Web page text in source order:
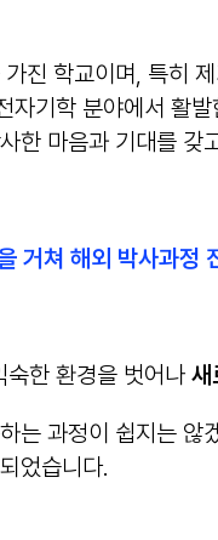
가진 학교이며, 특히
기학 분야에서 활
한 마음과 기대를 갖
거쳐 해외 박사과정
한 환경을 벗어나 새
는 과정이 쉽지는 않
었습니다.